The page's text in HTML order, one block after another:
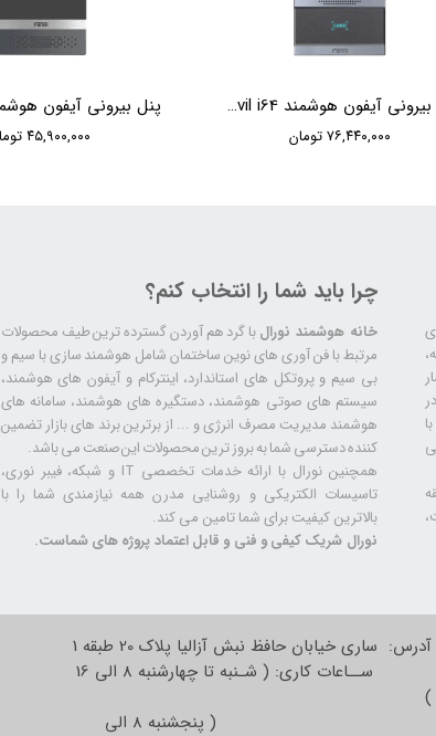
۴۵,۹۰۰,۰۰۰ تومان
پنل بیرونی آیفون هوشمند Fanvil i64
۷۶,۴۴۰,۰۰۰ تومان
چرا باید شما را انتخاب کنم؟
خانه هوشمند نورالبا گرد هم آوردن گسترده ترین طیف محصولات
مرتبط با فن آوری های نوین ساختمان شامل هوشمند سازی با سیم و
بی سیم و پروتکل های استاندارد، اینترکام و آیفون های هوشمند،
سیستم های صوتی هوشمند، دستگیره های هوشمند، سامانه های
هوشمند مدیریت مصرف انرژی و ... از برترین برند های بازار تضمین
کننده دسترسی شما به بروز ترین محصولات این صنعت می باشد.
همچنین نورال با ارائه خدمات تخصصی IT و شبکه، فیبر نوری،
تاسیسات الکتریکی و روشنایی مدرن همه نیازمندی شما را با
بالاترین کیفیت برای شما تامین می کند.
نورال شریک کیفی و فنی و قابل اعتماد پروژه های شماست.
آدرس: ساری خیابان حافظ نبش آزالیا پلاک 20 طبقه 1
ســاعات کاری: ( شـنبه تا چهارشنبه 8 الی 16
)
( پنجشنبه 8 الی